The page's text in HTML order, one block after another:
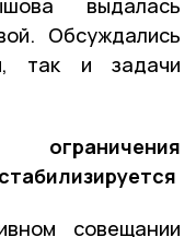
Обсуждались
так и задачи
совещании